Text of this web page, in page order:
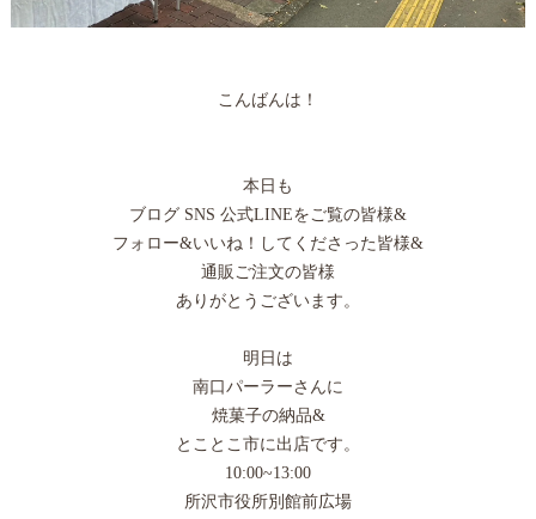
こんばんは！
本日も
ブログ SNS 公式LINEをご覧の皆様&
フォロー&いいね！してくださった皆様&
通販ご注文の皆様
ありがとうございます。
明日は
南口パーラーさんに
焼菓子の納品&
とことこ市に出店です。
10:00~13:00
所沢市役所別館前広場